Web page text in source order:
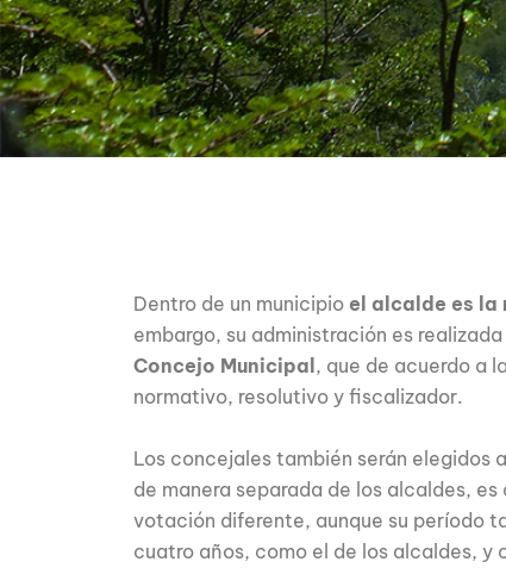
Dentro de un municipio el alcalde es la
embargo, su administración es
Concejo Municipal , que de acuerdo a
normativo, resolutivo y fiscalizador.
Los concejales también serán elegidos
de manera separada de los alcaldes,
votación diferente, aunque su período
cuatro años, como el de los alcaldes, y